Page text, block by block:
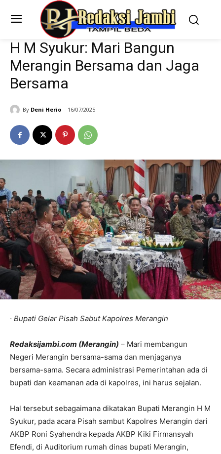
H M Syukur: Mari Bangun
Merangin Bersama dan Jaga
Bersama
By Deni Herio 16/07/2025
· Bupati Gelar Pisah Sabut Kapolres Merangin
Redaksijambi.com (Merangin) – Mari membangun
Negeri Merangin bersama-sama dan menjaganya
bersama-sama. Secara administrasi Pemerintahan ada di
bupati dan keamanan ada di kapolres, ini harus sejalan.
Hal tersebut sebagaimana dikatakan Bupati Merangin H M
Syukur, pada acara Pisah sambut Kapolres Merangin dari
AKBP Roni Syahendra kepada AKBP Kiki Firmansyah
Efendi, di Auditorium rumah dinas bupati Merangin,